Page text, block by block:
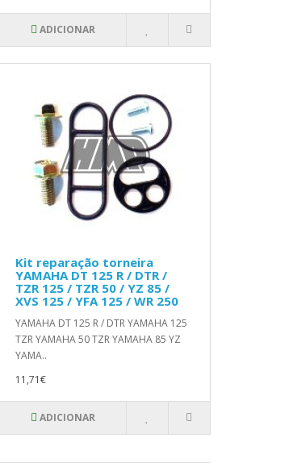
ADICIONAR
Kit reparação torneira
YAMAHA DT 125 R / DTR /
TZR 125 / TZR 50 / YZ 85 /
XVS 125 / YFA 125 / WR 250
YAMAHA DT 125 R / DTR YAMAHA 125
TZR YAMAHA 50 TZR YAMAHA 85 YZ
YAMA..
11,71€
ADICIONAR